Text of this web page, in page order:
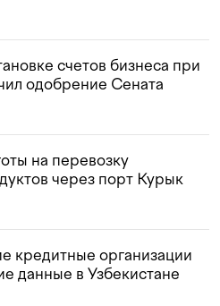
счетов бизнеса при
одобрение Сената
на перевозку
через порт Курык
кредитные организации
данные в Узбекистане